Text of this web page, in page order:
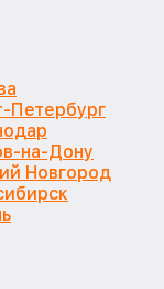
Петербург
на-Дону
Новгород